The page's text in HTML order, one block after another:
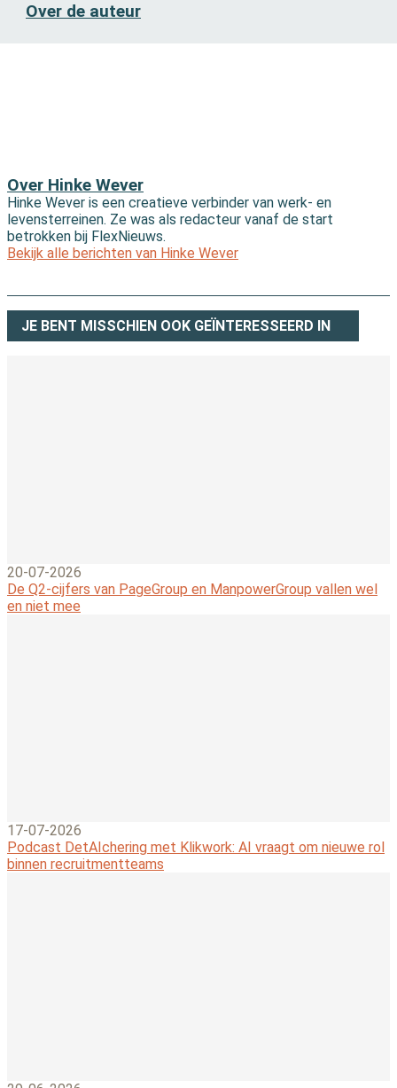
Over de auteur
Over Hinke Wever
Hinke Wever is een creatieve verbinder van werk- en
levensterreinen. Ze was als redacteur vanaf de start
betrokken bij FlexNieuws.
Bekijk alle berichten van Hinke Wever
JE BENT MISSCHIEN OOK GEÏNTERESSEERD IN
20-07-2026
De Q2-cijfers van PageGroup en ManpowerGroup vallen wel
en niet mee
17-07-2026
Podcast DetAIchering met Klikwork: AI vraagt om nieuwe rol
binnen recruitmentteams